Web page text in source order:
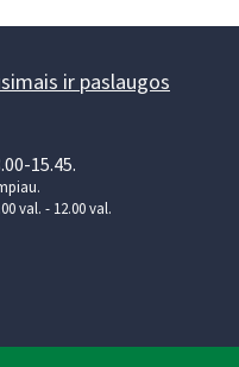
ir paslaugos
15.45.
val. - 12.00 val.